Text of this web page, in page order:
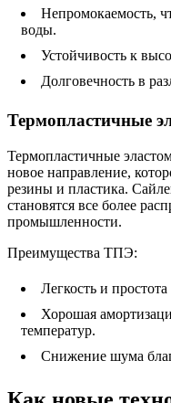
Непромокаемость,
воды.
Устойчивость к
Долговечность в
Термопластичные
Термопластичные
новое направление,
резины и пластика.
становятся все более
промышленности.
Преимущества ТПЭ:
Легкость и
Хорошая
температур.
Снижение шума